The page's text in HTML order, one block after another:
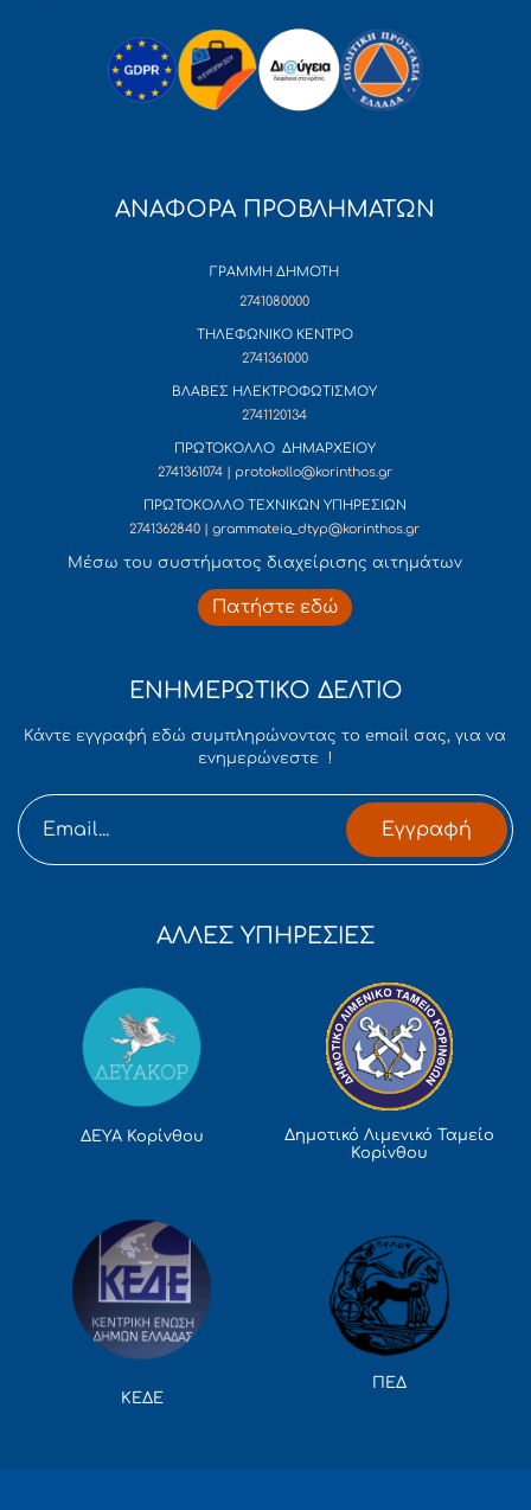
ΑΝΑΦΟΡΑ ΠΡΟΒΛΗΜΑΤΩΝ
ΓΡΑΜΜΗ ΔΗΜΟΤΗ
2741080000
ΤΗΛΕΦΩΝΙΚΟ ΚΕΝΤΡΟ
2741361000
ΒΛΑΒΕΣ ΗΛΕΚΤΡΟΦΩΤΙΣΜΟΥ
2741120134
ΠΡΩΤΟΚΟΛΛΟ ΔΗΜΑΡΧΕΙΟΥ
2741361074 | protokollo@korinthos.gr
ΠΡΩΤΟΚΟΛΛΟ ΤΕΧΝΙΚΩΝ ΥΠΗΡΕΣΙΩΝ
2741362840 | grammateia_dtyp@korinthos.gr
Mέσω του συστήματος διαχείρισης αιτημάτων
Πατήστε εδώ
ΕΝΗΜΕΡΩΤΙΚΟ ΔΕΛΤΙΟ
Κάντε εγγραφή εδώ συμπληρώνοντας το email σας, για να
ενημερώνεστε !
Εγγραφή
ΑΛΛΕΣ ΥΠΗΡΕΣΙΕΣ
ΔΕΥΑ Κορίνθου
Δημοτικό Λιμενικό Ταμείο
Κορίνθου
ΚΕΔΕ
ΠΕΔ